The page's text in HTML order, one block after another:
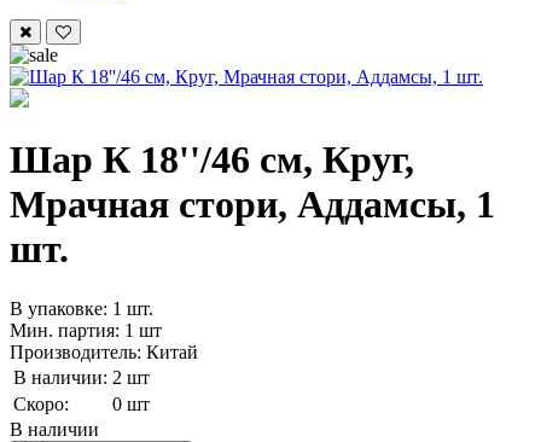
Шар К 18''/46 см, Круг,
Мрачная стори, Аддамсы, 1
шт.
В упаковке: 1 шт.
Мин. партия: 1 шт
Производитель: Китай
В наличии: 2 шт
Скоро:
0 шт
В наличии